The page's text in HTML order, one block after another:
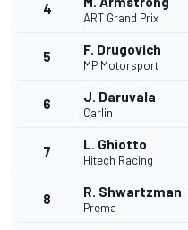
4
ART Grand Prix
5 F. Drugovich
MP Motorsport
6 J. Daruvala
Carlin
7 L. Ghiotto
Hitech Racing
8 R. Shwartzman
Prema